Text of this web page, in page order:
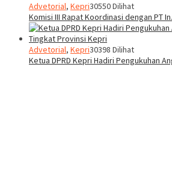
Advetorial, Kepri30550 Dilihat
Komisi III Rapat Koordinasi dengan PT
Advetorial, Kepri30398 Dilihat
Ketua DPRD Kepri Hadiri Pengukuhan